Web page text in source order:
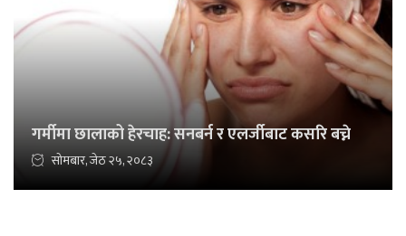
गर्मीमा छालाको हेरचाह: सनबर्न र एलर्जीबाट कसरि बच्ने
सोमबार, जेठ २५, २०८३